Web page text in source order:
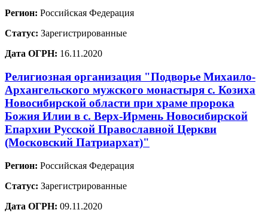
Регион: Российская Федерация
Статус: Зарегистрированные
Дата ОГРН: 16.11.2020
Религиозная организация "Подворье Михаило-
Архангельского мужского монастыря с. Козиха
Новосибирской области при храме пророка
Божия Илии в с. Верх-Ирмень Новосибирской
Епархии Русской Православной Церкви
(Московский Патриархат)"
Регион: Российская Федерация
Статус: Зарегистрированные
Дата ОГРН: 09.11.2020